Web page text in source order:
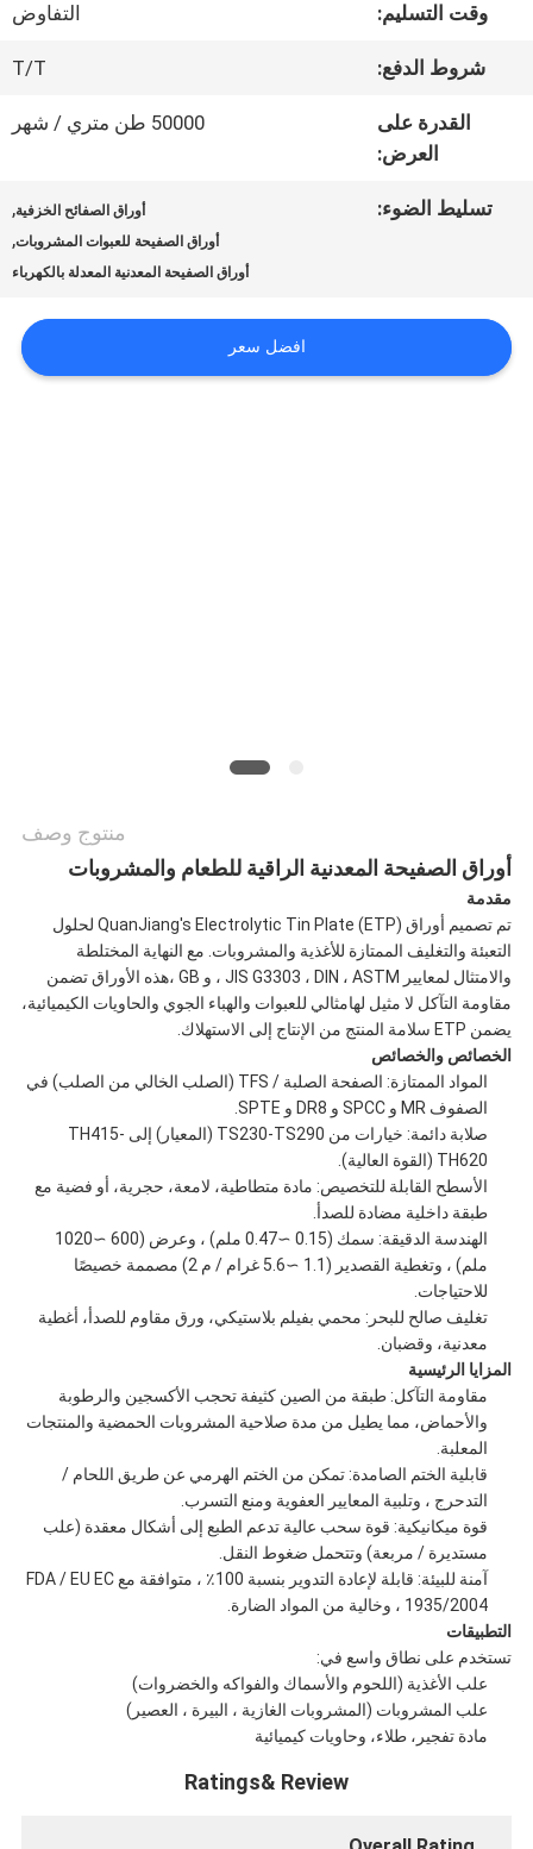
جودة
اتصل
حالات
وقت التسليم: التفاوض
شروط الدفع: T/T
القدرة على
العرض:
50000 طن متري / شهر
تسليط الضوء: أوراق الصفائح الخزفية,
أوراق الصفيحة للعبوات المشروبات,
أوراق الصفيحة المعدنية المعدلة بالكهرباء
افضل سعر
منتوج وصف
أوراق الصفيحة المعدنية الراقية للطعام والمشروبات
مقدمة
تم تصميم أوراق QuanJiang's Electrolytic Tin Plate (ETP) لحلول
التعبئة والتغليف الممتازة للأغذية والمشروبات. مع النهاية المختلطة
والامتثال لمعايير JIS G3303 ، DIN ، ASTM ، و GB ،هذه الأوراق تضمن
مقاومة التآكل لا مثيل لهامثالي للعبوات والهباء الجوي والحاويات الكيميائية،
يضمن ETP سلامة المنتج من الإنتاج إلى الاستهلاك.
الخصائص والخصائص
المواد الممتازة: الصفحة الصلبة / TFS (الصلب الخالي من الصلب) في
الصفوف MR و SPCC و DR8 و SPTE.
صلابة دائمة: خيارات من TS230-TS290 (المعيار) إلى TH415-
TH620 (القوة العالية).
الأسطح القابلة للتخصيص: مادة متطاطية، لامعة، حجرية، أو فضية مع
طبقة داخلية مضادة للصدأ.
الهندسة الدقيقة: سمك (0.15 ∼0.47 ملم) ، وعرض (600 ∼1020
ملم) ، وتغطية القصدير (1.1 ∼5.6 غرام / م 2) مصممة خصيصًا
للاحتياجات.
تغليف صالح للبحر: محمي بفيلم بلاستيكي، ورق مقاوم للصدأ، أغطية
معدنية، وقضبان.
المزايا الرئيسية
مقاومة التآكل: طبقة من الصين كثيفة تحجب الأكسجين والرطوبة
والأحماض، مما يطيل من مدة صلاحية المشروبات الحمضية والمنتجات
المعلبة.
قابلية الختم الصامدة: تمكن من الختم الهرمي عن طريق اللحام /
التدحرج ، وتلبية المعايير العفوية ومنع التسرب.
قوة ميكانيكية: قوة سحب عالية تدعم الطبع إلى أشكال معقدة (علب
مستديرة / مربعة) وتتحمل ضغوط النقل.
آمنة للبيئة: قابلة لإعادة التدوير بنسبة 100٪ ، متوافقة مع FDA / EU EC
1935/2004 ، وخالية من المواد الضارة.
التطبيقات
تستخدم على نطاق واسع في:
علب الأغذية (اللحوم والأسماك والفواكه والخضروات)
علب المشروبات (المشروبات الغازية ، البيرة ، العصير)
مادة تفجير، طلاء، وحاويات كيميائية
Ratings& Review